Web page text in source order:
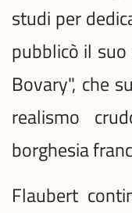
studi per
pubblicò il
Bovary", che
realismo
borghesia
Flaubert